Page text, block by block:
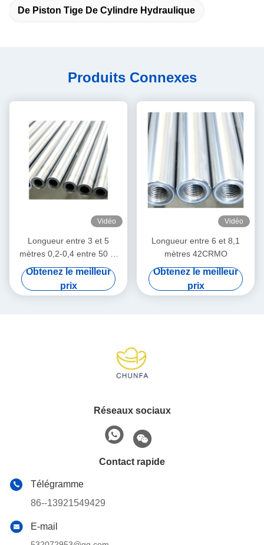
De Piston Tige De Cylindre Hydraulique
Produits Connexes
Vidéo
Longueur entre 3 et 5
mètres 0,2-0,4 entre 50 et
55 degrés
Obtenez le meilleur
prix
Vidéo
Longueur entre 6 et 8,1
mètres 42CRMO
Obtenez le meilleur
prix
Réseaux sociaux
Contact rapide
Télégramme
86--13921549429
E-mail